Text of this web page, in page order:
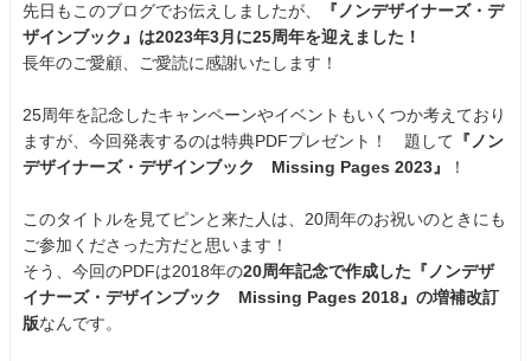
先日もこのブログでお伝えしましたが、
『ノンデザイナーズ・デ
ザインブック』は2023年3月に25周年を迎えました！
長年のご愛顧、ご愛読に感謝いたします！
25周年を記念したキャンペーンやイベントもいくつか考えており
ますが、今回発表するのは特典PDFプレゼント！ 題して 『ノン
デザイナーズ・デザインブック Missing Pages 2023』
！
このタイトルを見てピンと来た人は、20周年のお祝いのときにも
ご参加くださった方だと思います！
そう、今回のPDFは2018年の20周年記念で作成した『ノンデザ
イナーズ・デザインブック Missing Pages 2018』の増補改訂
版なんです。